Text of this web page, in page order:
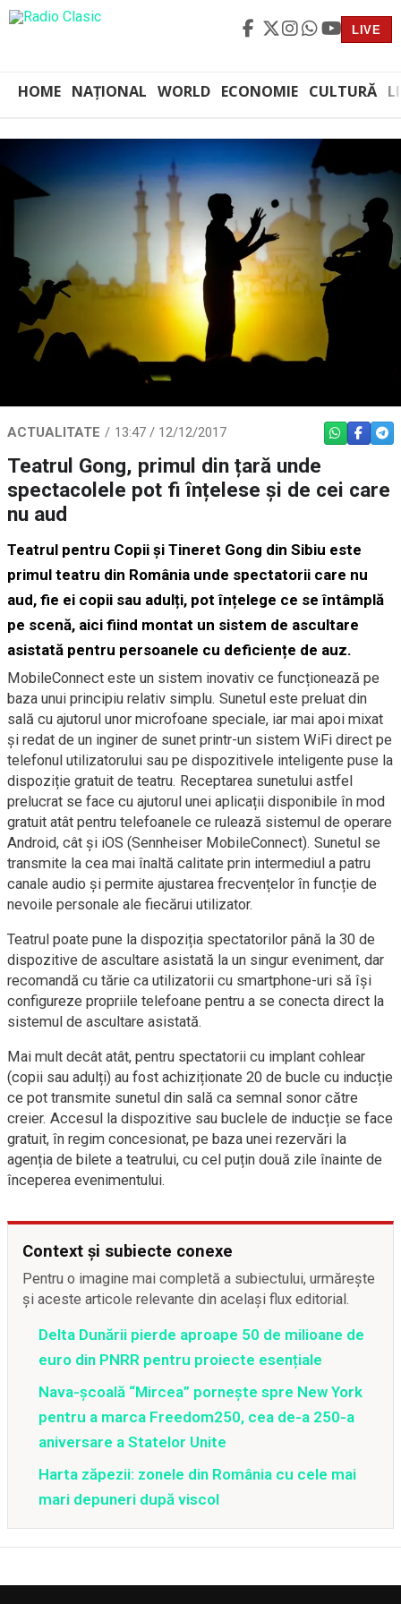
LIVE
HOME NAȚIONAL WORLD ECONOMIE CULTURĂ
ACTUALITATE 13:47 / 12/12/2017 WHATSAPP
Teatrul Gong, primul din țară unde
spectacolele pot fi înțelese și de cei care
nu aud
Teatrul pentru Copii și Tineret Gong din Sibiu este
primul teatru din România unde spectatorii care nu
aud, fie ei copii sau adulți, pot înțelege ce se întâmplă
pe scenă, aici fiind montat un sistem de ascultare
asistată pentru persoanele cu deficiențe de auz.
MobileConnect este un sistem inovativ ce funcționează pe
baza unui principiu relativ simplu. Sunetul este preluat din
sală cu ajutorul unor microfoane speciale, iar mai apoi mixat
și redat de un inginer de sunet printr-un sistem WiFi direct pe
telefonul utilizatorului sau pe dispozitivele inteligente puse la
dispoziție gratuit de teatru. Receptarea sunetului astfel
prelucrat se face cu ajutorul unei aplicații disponibile în mod
gratuit atât pentru telefoanele ce rulează sistemul de operare
Android, cât și iOS (Sennheiser MobileConnect). Sunetul se
transmite la cea mai înaltă calitate prin intermediul a patru
canale audio și permite ajustarea frecvențelor în funcție de
nevoile personale ale fiecărui utilizator.
Teatrul poate pune la dispoziția spectatorilor până la 30 de
dispozitive de ascultare asistată la un singur eveniment, dar
recomandă cu tărie ca utilizatorii cu smartphone-uri să își
configureze propriile telefoane pentru a se conecta direct la
sistemul de ascultare asistată.
Mai mult decât atât, pentru spectatorii cu implant cohlear
(copii sau adulți) au fost achiziționate 20 de bucle cu inducție
ce pot transmite sunetul din sală ca semnal sonor către
creier. Accesul la dispozitive sau buclele de inducție se face
gratuit, în regim concesionat, pe baza unei rezervări la
agenția de bilete a teatrului, cu cel puțin două zile înainte de
începerea evenimentului.
Context și subiecte conexe
Pentru o imagine mai completă a subiectului, urmărește
și aceste articole relevante din același flux editorial.
Delta Dunării pierde aproape 50 de milioane de
euro din PNRR pentru proiecte esențiale
Nava-școală “Mircea” pornește spre New York
pentru a marca Freedom250, cea de-a 250-a
aniversare a Statelor Unite
Harta zăpezii: zonele din România cu cele mai
mari depuneri după viscol